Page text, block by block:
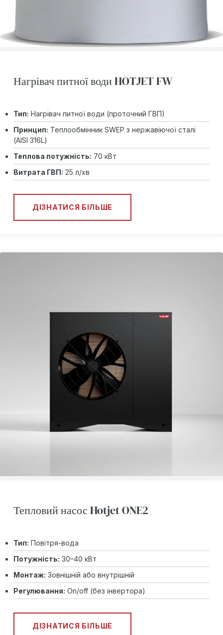
Нагрівач питної води HOTJET FW
Тип: Нагрівач питної води (проточний ГВП)
Принцип: Теплообмінник SWEP з нержавіючої сталі
(AISI 316L)
Теплова потужність: 70 кВт
Витрата ГВП: 25 л/хв
ДІЗНАТИСЯ БІЛЬШЕ
Тепловий насос Hotjet ONE2
Тип: Повітря-вода
Потужність: 30–40 кВт
Монтаж: Зовнішній або внутрішній
Регулювання: On/off (без інвертора)
ДІЗНАТИСЯ БІЛЬШЕ